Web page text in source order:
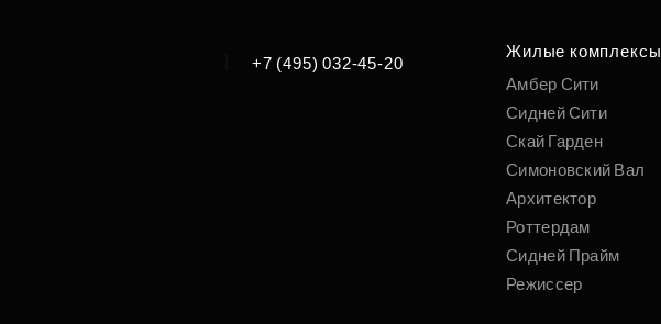
+7 (495) 032-45-20
Жилые комплексы
Амбер Сити
Сидней Сити
Скай Гарден
Симоновский Вал
Архитектор
Роттердам
Сидней Прайм
Режиссер